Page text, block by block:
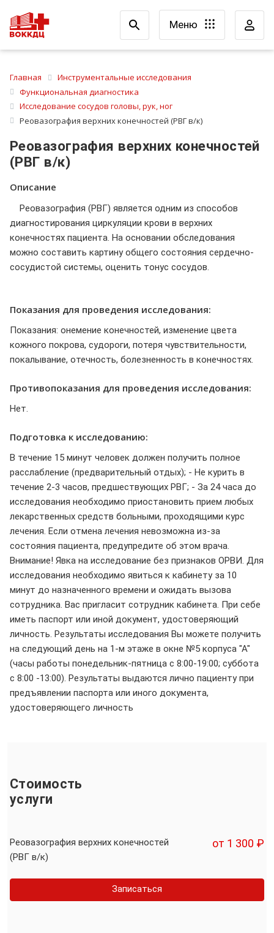
Меню
Главная
Инструментальные исследования
Функциональная диагностика
Исследование сосудов головы, рук, ног
Реовазография верхних конечностей (РВГ в/к)
Реовазография верхних конечностей
(РВГ в/к)
Описание
Реовазография (РВГ) является одним из способов
диагностирования циркуляции крови в верхних
конечностях пациента. На основании обследования
можно составить картину общего состояния сердечно-
сосудистой системы, оценить тонус сосудов.
Показания для проведения исследования:
Показания: онемение конечностей, изменение цвета
кожного покрова, судороги, потеря чувствительности,
покалывание, отечность, болезненность в конечностях.
Противопоказания для проведения исследования:
Нет.
Подготовка к исследованию:
В течение 15 минут человек должен получить полное
расслабление (предварительный отдых); - Не курить в
течение 2-3 часов, предшествующих РВГ; - За 24 часа до
исследования необходимо приостановить прием любых
лекарственных средств больными, проходящими курс
лечения. Если отмена лечения невозможна из-за
состояния пациента, предупредите об этом врача.
Внимание! Явка на исследование без признаков ОРВИ. Для
исследования необходимо явиться к кабинету за 10
минут до назначенного времени и ожидать вызова
сотрудника. Вас пригласит сотрудник кабинета. При себе
иметь паспорт или иной документ, удостоверяющий
личность. Результаты исследования Вы можете получить
на следующий день на 1-м этаже в окне №5 корпуса "А"
(часы работы понедельник-пятница с 8:00-19:00; суббота
с 8:00 -13:00). Результаты выдаются лично пациенту при
предъявлении паспорта или иного документа,
удостоверяющего личность
Стоимость
услуги
Реовазография верхних конечностей
(РВГ в/к)
от 1 300 ₽
Записаться